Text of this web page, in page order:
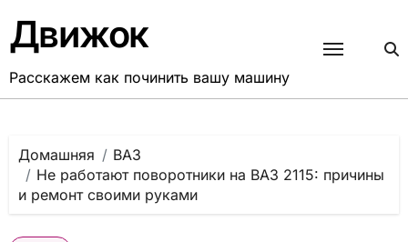
содержанию
Движок
Расскажем как починить вашу машину
Домашняя
ВАЗ
Не работают поворотники на ВАЗ 2115: причины
и ремонт своими руками